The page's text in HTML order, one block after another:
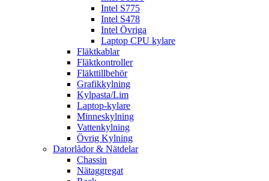
Intel S775
Intel S478
Intel Övriga
Laptop CPU kylare
Fläktkablar
Fläktkontroller
Fläkttillbehör
Grafikkylning
Kylpasta/Lim
Laptop-kylare
Minneskylning
Vattenkylning
Övrig Kylning
Datorlådor & Nätdelar
Chassin
Nätaggregat